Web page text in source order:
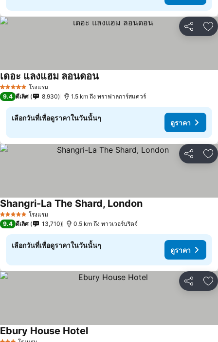
แชร์ เ
5 ดาว โรงแรม
เดอะ แลงแฮม ลอนดอนดูราคา
9.4 ดีเลิศ 8,930 1.5 km ถึง ทราฟาลการ์สแควร์
เลือกวันที่เพื่อดูราคาในวันนั้นๆ
ดูราคา
แชร์ เ
5 ดาว โรงแรม
Shangri-La The Shard, Londonดูราคา
9.4 ดีเลิศ 13,710 0.5 km ถึง ทาวเวอร์บริดจ์
เลือกวันที่เพื่อดูราคาในวันนั้นๆ
ดูราคา
แชร์ เ
Ebury House Hotelดูราคา